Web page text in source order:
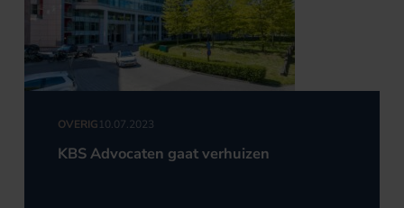
OVERIG10.07.2023
KBS Advocaten gaat verhuizen